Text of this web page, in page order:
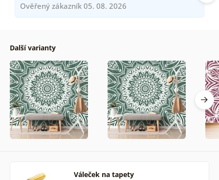
Ověřený zákazník 05. 08. 2026
Další varianty
Váleček na tapety